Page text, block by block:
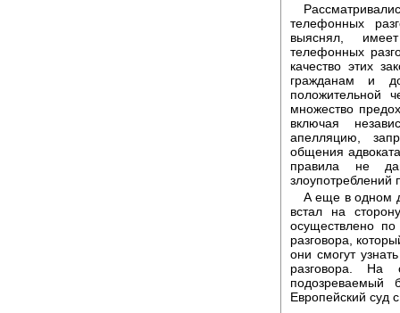
телефонных
выяснял,
телефонных
качество этих
гражданам и
положительной
множество
включая
апелляцию,
общения
правила не
А еще в одном
встал на
осуществлено
разговора,
они смогут
разговора. На
подозреваемый
Европейский суд